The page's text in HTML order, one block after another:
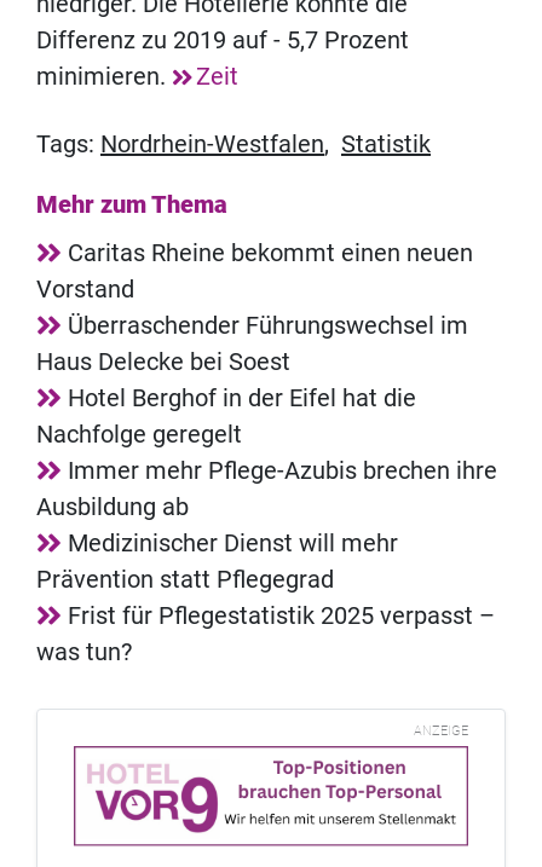
Differenz zu 2019 auf - 5,7 Prozent
minimieren.
Zeit
Tags: Nordrhein-Westfalen, Statistik
Mehr zum Thema
Caritas Rheine bekommt einen neuen
Vorstand
Überraschender Führungswechsel im
Haus Delecke bei Soest
Hotel Berghof in der Eifel hat die
Nachfolge geregelt
Immer mehr Pflege-Azubis brechen ihre
Ausbildung ab
Medizinischer Dienst will mehr
Prävention statt Pflegegrad
Frist für Pflegestatistik 2025 verpasst –
was tun?
ANZEIGE